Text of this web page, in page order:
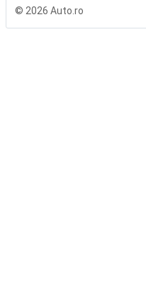
© 2026 Auto.ro